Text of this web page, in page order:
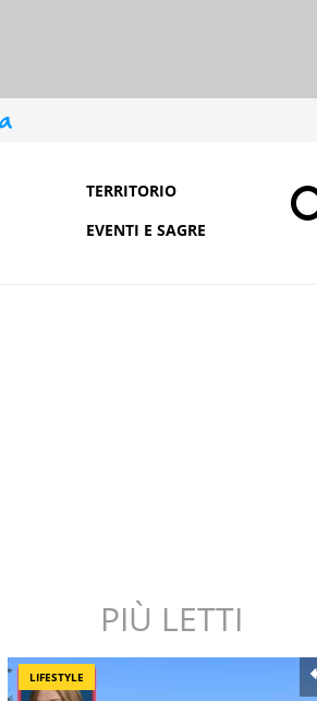
TERRITORIO
EVENTI E SAGRE
PIÙ LETTI
LIFESTYLE